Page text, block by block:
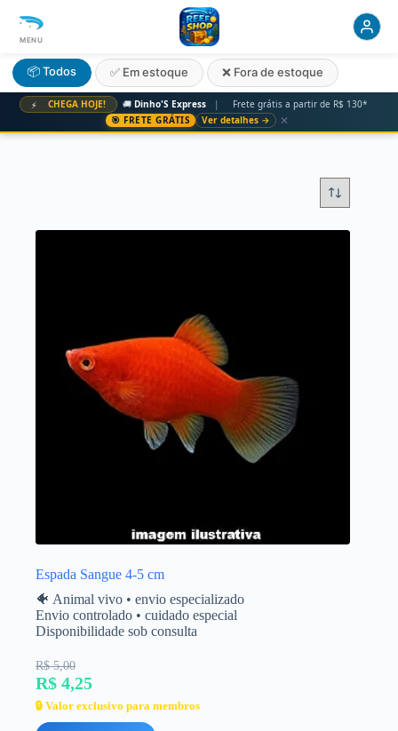
⚡ CHEGA HOJE! 🚚 Dinho'S Express |
Frete grátis a partir de R$ 130*
🎯 FRETE GRÁTIS
Ver detalhes → ✕
MENU
📦 Todos ✅ Em estoque ❌ Fora de estoque
Espada Sangue 4-5 cm
🐠 Animal vivo • envio especializado
Envio controlado • cuidado especial
Disponibilidade sob consulta
R$ 5,00
R$ 4,25
🔒 Valor exclusivo para membros